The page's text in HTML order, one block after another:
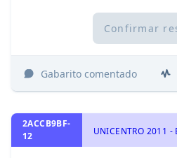
Confirmar
Gabarito comentado
2ACCB9BF-
12